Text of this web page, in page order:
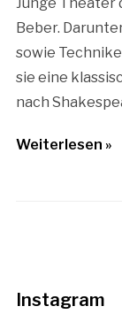
Beber.
sowie
sie eine
nach
Weiterlesen »
Instagram